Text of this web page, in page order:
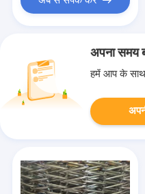
अपना समय
हमें आप के साथ